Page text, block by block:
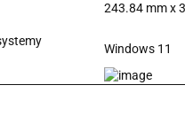
243.84 mm x
Windows 11